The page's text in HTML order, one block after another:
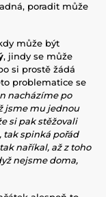
poradit může
může být
, jindy se může
si prostě žádá
problematice se
nacházíme po
jsme mu jednou
si pak stěžovali
tak spinká pořád
naříkal, až z toho
nejsme doma,